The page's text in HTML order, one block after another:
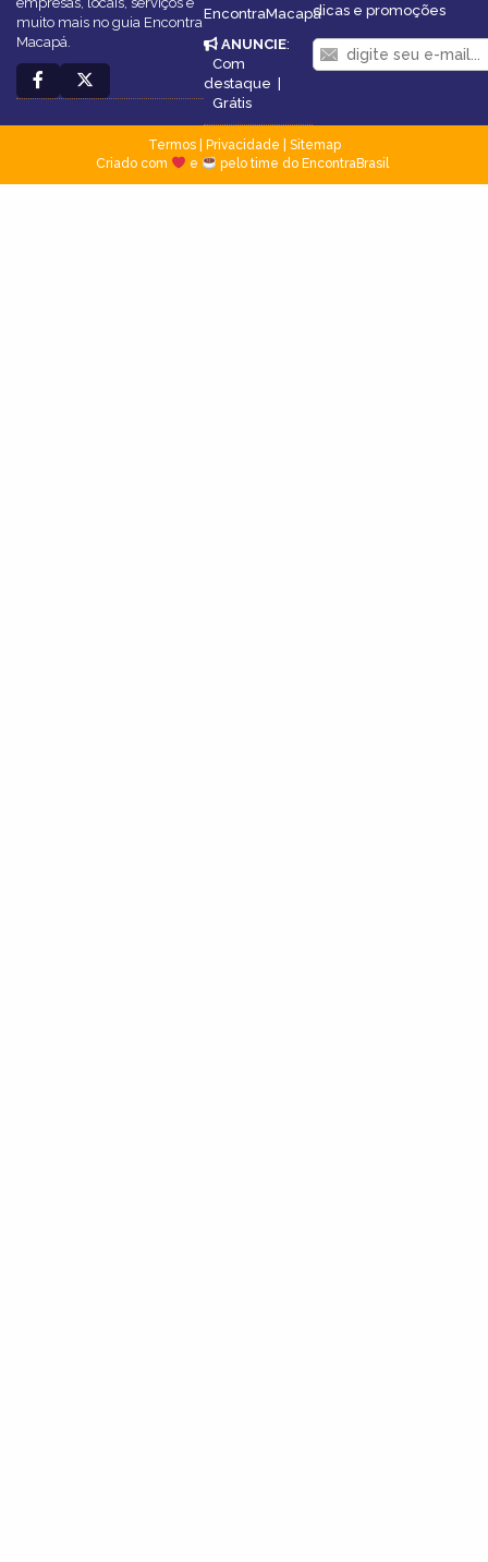
muito mais no guia Encontra
Macapá.
EncontraMacapá
ANUNCIE:
Com
destaque |
Grátis
dicas e promoções
Termos| Privacidade
Sitemap
Criado com
e pelo time do EncontraBrasil